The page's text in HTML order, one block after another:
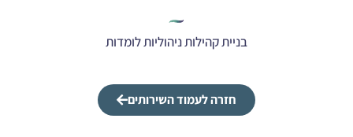
בניית קהילות ניהוליות לומדות
חזרה לעמוד השירותים